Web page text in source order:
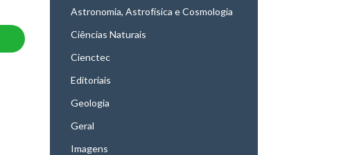
Astronomia, Astrofísica e Cosmologia
Ciências Naturais
Cienctec
Editoriais
Geologia
Geral
Imagens